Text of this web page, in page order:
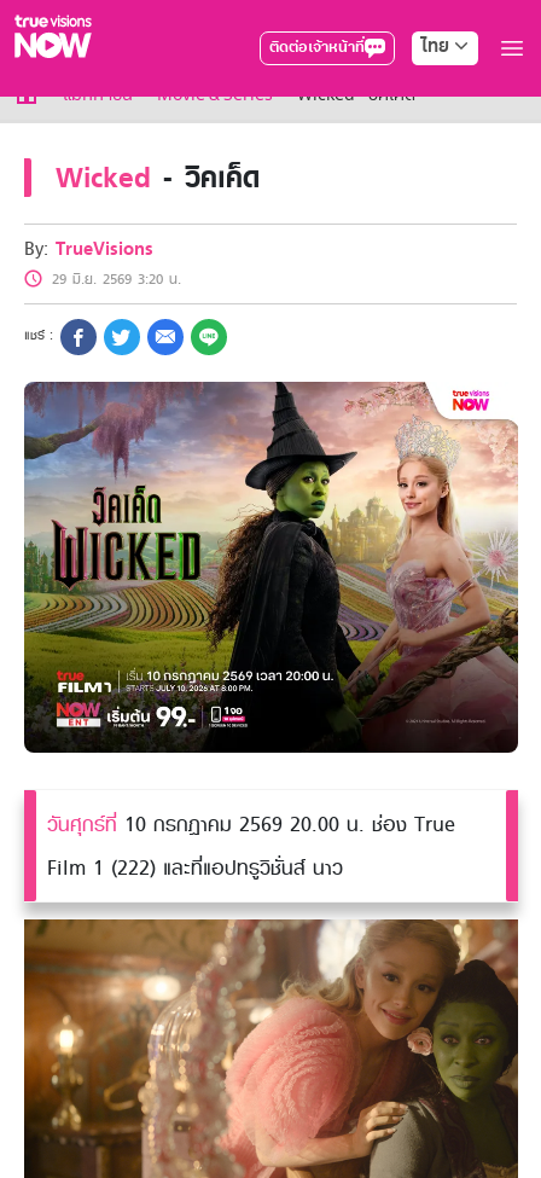
ติดต่อเจ้าหน้าที่ ไทย
True AF2026
แพ็กเกจ
NOW SPORTS
NOW Muay Thai
แพ็กเกจทรูวิชันส์นาวทั้งหมด
เคเบิลและจานดาวเทียม
สิทธิพิเศษ
สิทธิพิเศษลูกค้าทรูวิชั่นส์
HoReCa
แพ็กเกจสำหรับผู้ประกอบการ
หาร้านร่วมรายการ
FAQs
แม็กกาซีน Movie & Series Wicked - วิคเค็ด
Wicked - วิคเค็ด
By: TrueVisions
29 มิ.ย. 2569 3:20 น.
วันศุกร์ที่ 10 กรกฎาคม 2569 20.00 น. ช่อง True
Film 1 (222) และที่แอปทรูวิชั่นส์ นาว